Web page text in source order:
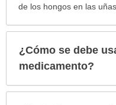
prescribe
medicamento?
sido
extendido.
de los hongos en las
¿Cómo se debe
medicamento?